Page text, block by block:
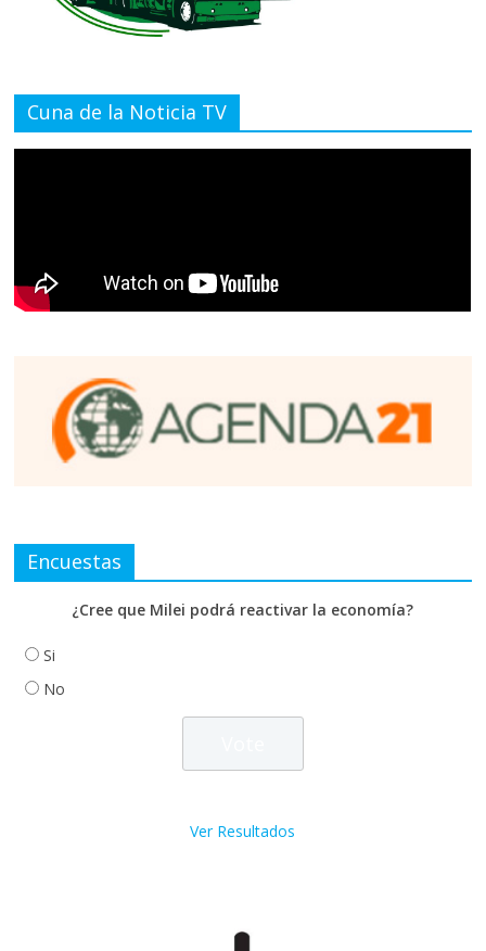
Cuna de la Noticia TV
Encuestas
¿Cree que Milei podrá reactivar la economía?
Si
No
Ver Resultados